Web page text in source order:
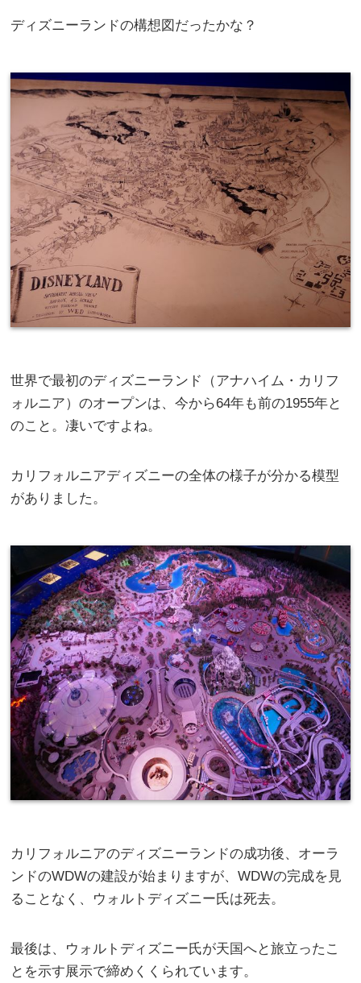
ディズニーランドの構想図だったかな？
世界で最初のディズニーランド（アナハイム・カリフ
ォルニア）のオープンは、今から64年も前の1955年と
のこと。凄いですよね。
カリフォルニアディズニーの全体の様子が分かる模型
がありました。
カリフォルニアのディズニーランドの成功後、オーラ
ンドのWDWの建設が始まりますが、WDWの完成を見
ることなく、ウォルトディズニー氏は死去。
最後は、ウォルトディズニー氏が天国へと旅立ったこ
とを示す展示で締めくくられています。